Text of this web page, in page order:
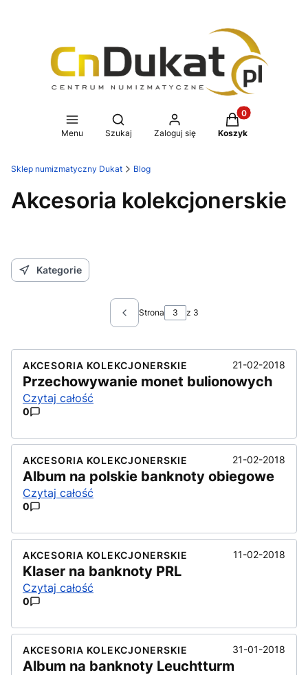
Menu
Otwórz wyszukiwarkę
Szukaj Zaloguj się
Produkty w
Koszyk
Sklep numizmatyczny Dukat Blog
Akcesoria kolekcjonerskie
Kategorie
Poprzednie wpisy
Strona z 3
AKCESORIA KOLEKCJONERSKIE 21-02-2018
Przechowywanie monet bulionowych
Czytaj całość
0
AKCESORIA KOLEKCJONERSKIE 21-02-2018
Album na polskie banknoty obiegowe
Czytaj całość
0
AKCESORIA KOLEKCJONERSKIE 11-02-2018
Klaser na banknoty PRL
Czytaj całość
0
AKCESORIA KOLEKCJONERSKIE 31-01-2018
Album na banknoty Leuchtturm